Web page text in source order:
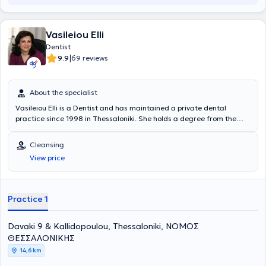
Vasileiou Elli
Dentist
9.9|69 reviews
About the specialist
Vasileiou Elli is a Dentist and has maintained a private dental
practice since 1998 in Thessaloniki. She holds a degree from the
the postgraduate program in Endodontics at the same university's
Dental School. She has extensive experience in endodontics,
aesthetic dentistry, fixed and removable prosthetics, and preventive
dentistry. Furthermore, Dr. Vasileiou is a member of the Thessaloniki
numerous conferences as part of her continuing education.
Cleansing
View price
Practice 1
Davaki 9 & Kallidopoulou, Thessaloniki, ΝΟΜΟΣ
ΘΕΣΣΑΛΟΝΙΚΗΣ
14,6 km